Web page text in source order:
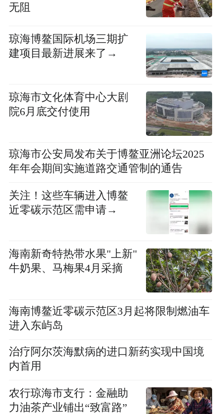
无阻
琼海博鳌国际机场三期扩
建项目最新进展来了→
琼海市文化体育中心大剧
院6月底交付使用
琼海市公安局发布关于博鳌亚洲论坛2025
年年会期间实施道路交通管制的通告
关注！这些车辆进入博鳌
近零碳示范区需申请→
海南新奇特热带水果"上新"
牛奶果、马梅果4月采摘
海南博鳌近零碳示范区3月起将限制燃油车
进入东屿岛
治疗阿尔茨海默病的进口新药实现中国境
内首用
农行琼海市支行：金融助
力油茶产业铺出“致富路”